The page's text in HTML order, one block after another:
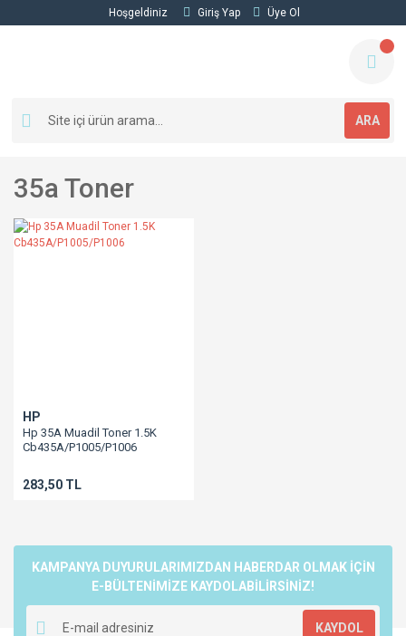
Hoşgeldiniz Giriş Yap Üye Ol
ARA
35a Toner
HP
Hp 35A Muadil Toner 1.5K
Cb435A/P1005/P1006
283,50 TL
KAMPANYA DUYURULARIMIZDAN HABERDAR OLMAK İÇİN
E-BÜLTENİMİZE KAYDOLABİLİRSİNİZ!
KAYDOL